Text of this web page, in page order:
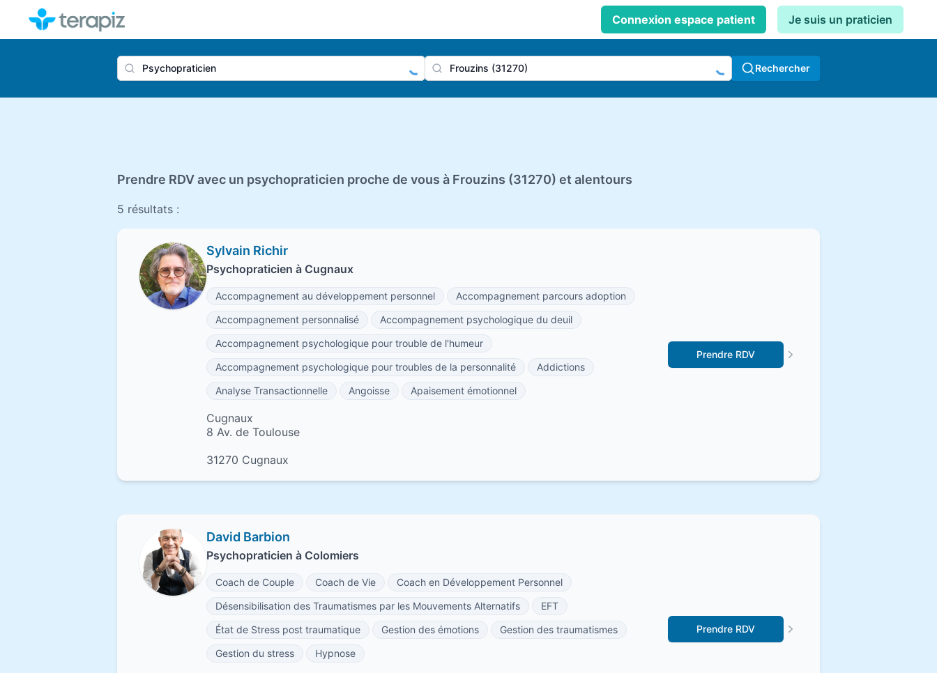
Connexion espace patient Je suis un praticien
Rechercher
Prendre RDV avec un psychopraticien proche de vous à Frouzins (31270) et alentours
5 résultats :
Sylvain Richir
Psychopraticien à Cugnaux
Accompagnement au développement personnel
Accompagnement parcours adoption
Accompagnement personnalisé
Accompagnement psychologique du deuil
Accompagnement psychologique pour trouble de l'humeur
Accompagnement psychologique pour troubles de la personnalité
Addictions
Analyse Transactionnelle
Angoisse Apaisement émotionnel
Cugnaux
8 Av. de Toulouse
31270 Cugnaux
Prendre RDV
David Barbion
Psychopraticien à Colomiers
Coach de Couple Coach de Vie
Coach en Développement Personnel
Désensibilisation des Traumatismes par les Mouvements Alternatifs
EFT
État de Stress post traumatique
Gestion des émotions
Gestion des traumatismes
Gestion du stress
Hypnose
Prendre RDV